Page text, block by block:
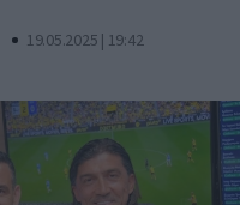
19.05.2025 | 19:42